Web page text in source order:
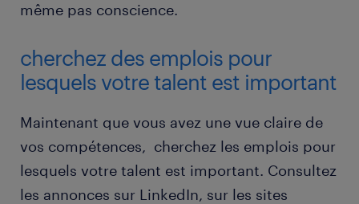
même pas conscience.
cherchez des emplois pour
lesquels votre talent est important
Maintenant que vous avez une vue claire de
vos compétences, cherchez les emplois pour
lesquels votre talent est important. Consultez
les annonces sur LinkedIn, sur les sites